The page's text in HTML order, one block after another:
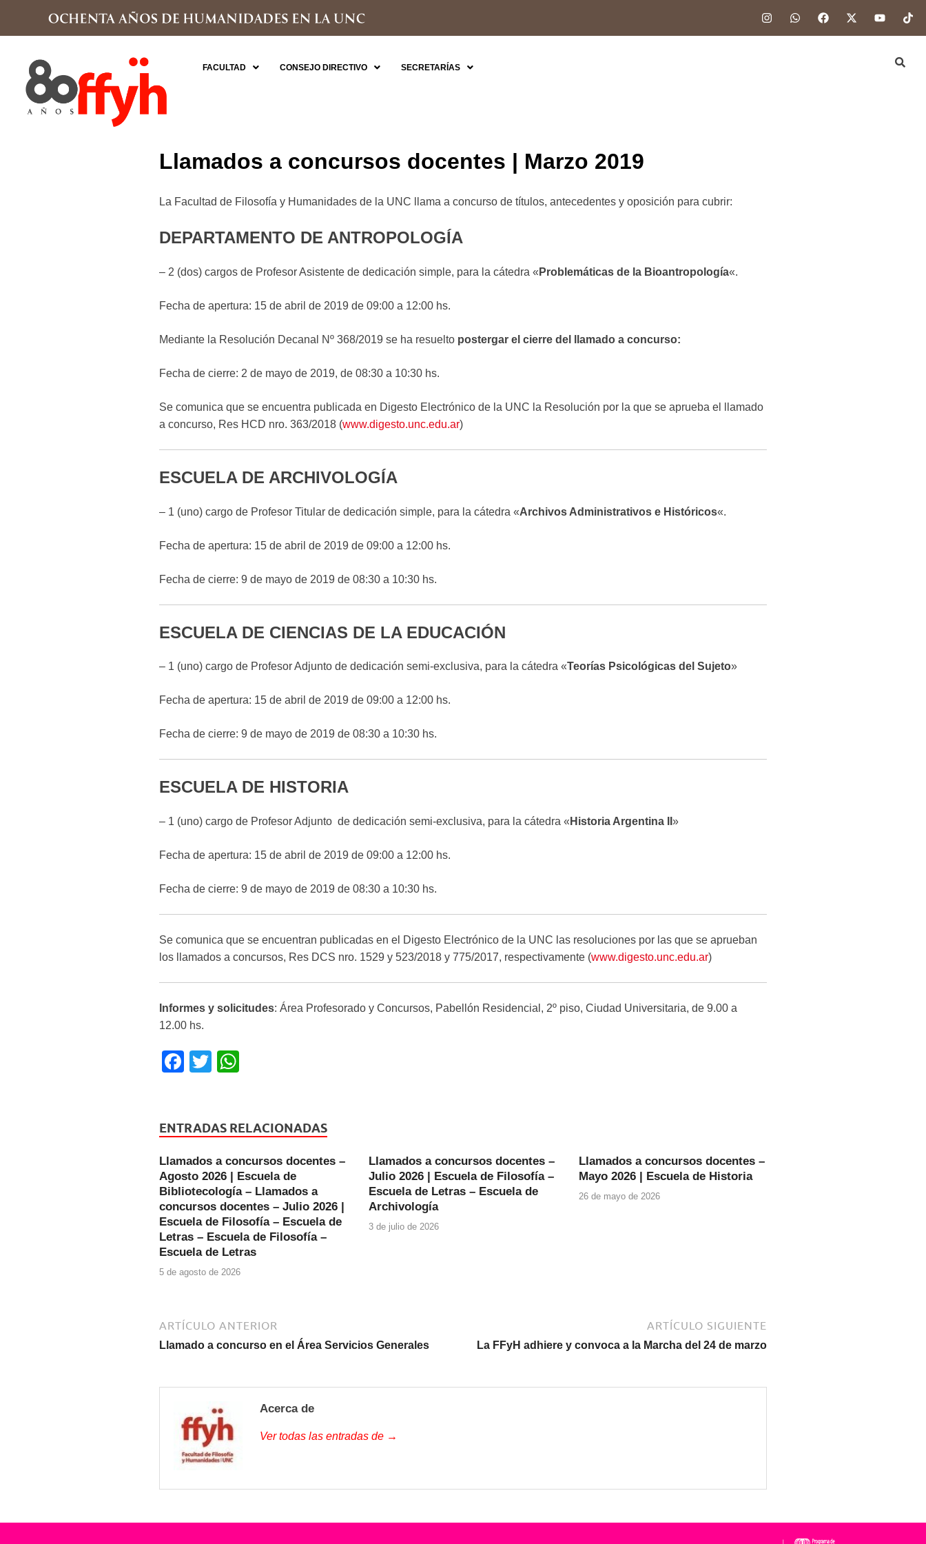
FACULTAD CONSEJO DIRECTIVO SECRETARÍAS
Llamados a concursos docentes | Marzo 2019
La Facultad de Filosofía y Humanidades de la UNC llama a concurso de títulos, antecedentes y oposición para cubrir:
DEPARTAMENTO DE ANTROPOLOGÍA
– 2 (dos) cargos de Profesor Asistente de dedicación simple, para la cátedra « Problemáticas de la Bioantropología«.
Fecha de apertura: 15 de abril de 2019 de 09:00 a 12:00 hs.
Mediante la Resolución Decanal Nº 368/2019 se ha resuelto postergar el cierre del llamado a concurso:
Fecha de cierre: 2 de mayo de 2019, de 08:30 a 10:30 hs.
Se comunica que se encuentra publicada en Digesto Electrónico de la UNC la Resolución por la que se aprueba el llamado
a concurso, Res HCD nro. 363/2018 (www.digesto.unc.edu.ar)
ESCUELA DE ARCHIVOLOGÍA
– 1 (uno) cargo de Profesor Titular de dedicación simple, para la cátedra «Archivos Administrativos e Históricos«.
Fecha de apertura: 15 de abril de 2019 de 09:00 a 12:00 hs.
Fecha de cierre: 9 de mayo de 2019 de 08:30 a 10:30 hs.
ESCUELA DE CIENCIAS DE LA EDUCACIÓN
– 1 (uno) cargo de Profesor Adjunto de dedicación semi-exclusiva, para la cátedra «Teorías Psicológicas del Sujeto»
Fecha de apertura: 15 de abril de 2019 de 09:00 a 12:00 hs.
Fecha de cierre: 9 de mayo de 2019 de 08:30 a 10:30 hs.
ESCUELA DE HISTORIA
– 1 (uno) cargo de Profesor Adjunto de dedicación semi-exclusiva, para la cátedra « Historia Argentina II »
Fecha de apertura: 15 de abril de 2019 de 09:00 a 12:00 hs.
Fecha de cierre: 9 de mayo de 2019 de 08:30 a 10:30 hs.
Se comunica que se encuentran publicadas en el Digesto Electrónico de la UNC las resoluciones por las que se aprueban
los llamados a concursos, Res DCS nro. 1529 y 523/2018 y 775/2017, respectivamente (www.digesto.unc.edu.ar)
Informes y solicitudes: Área Profesorado y Concursos, Pabellón Residencial, 2º piso, Ciudad Universitaria, de 9.00 a
12.00 hs.
F
e
o
o
k
T
er s
p
p
ENTRADAS RELACIONADAS
Llamados a concursos docentes –
Agosto 2026 | Escuela de
Bibliotecología – Llamados a
concursos docentes – Julio 2026 |
Escuela de Filosofía – Escuela de
Letras – Escuela de Filosofía –
Escuela de Letras
5 de agosto de 2026
Llamados a concursos docentes –
Julio 2026 | Escuela de Filosofía –
Escuela de Letras – Escuela de
Archivología
3 de julio de 2026
Llamados a concursos docentes –
Mayo 2026 | Escuela de Historia
26 de mayo de 2026
ARTÍCULO ANTERIOR
Llamado a concurso en el Área Servicios Generales
ARTÍCULO SIGUIENTE
La FFyH adhiere y convoca a la Marcha del 24 de marzo
Acerca de
Ver todas las entradas de →